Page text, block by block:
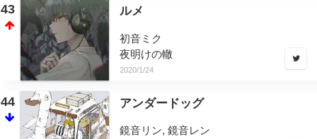
43 ルメ
初音ミク
夜明けの轍
2020/1/24
44 アンダードッグ
鏡音リン, 鏡音レン